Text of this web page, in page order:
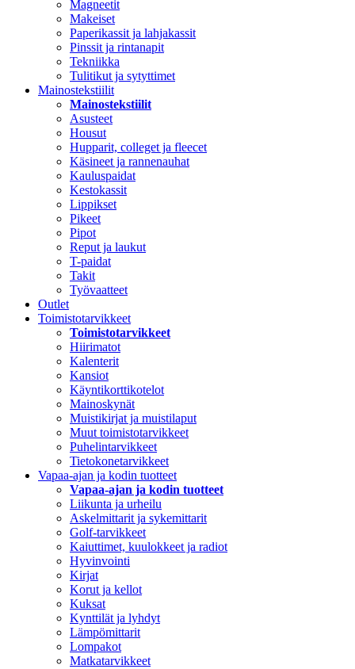
Magneetit
Makeiset
Paperikassit ja lahjakassit
Pinssit ja rintanapit
Tekniikka
Tulitikut ja sytyttimet
Mainostekstiilit
Mainostekstiilit
Asusteet
Housut
Hupparit, colleget ja fleecet
Käsineet ja rannenauhat
Kauluspaidat
Kestokassit
Lippikset
Pikeet
Pipot
Reput ja laukut
T-paidat
Takit
Työvaatteet
Outlet
Toimistotarvikkeet
Toimistotarvikkeet
Hiirimatot
Kalenterit
Kansiot
Käyntikorttikotelot
Mainoskynät
Muistikirjat ja muistilaput
Muut toimistotarvikkeet
Puhelintarvikkeet
Tietokonetarvikkeet
Vapaa-ajan ja kodin tuotteet
Vapaa-ajan ja kodin tuotteet
Liikunta ja urheilu
Askelmittarit ja sykemittarit
Golf-tarvikkeet
Kaiuttimet, kuulokkeet ja radiot
Hyvinvointi
Kirjat
Korut ja kellot
Kuksat
Kynttilät ja lyhdyt
Lämpömittarit
Lompakot
Matkatarvikkeet